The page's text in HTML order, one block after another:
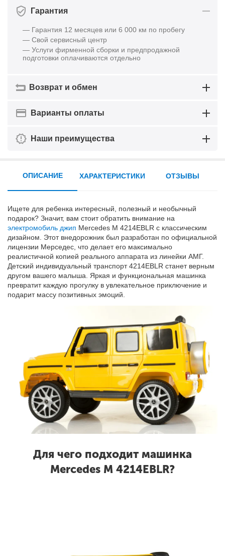
Гарантия
— Гарантия 12 месяцев или 6 000 км по пробегу
— Свой сервисный центр
— Услуги фирменной сборки и предпродажной
подготовки оплачиваются отдельно
Возврат и обмен
Варианты оплаты
Наши преимущества
ОПИСАНИЕ
Ищете для ребенка интересный, полезный и необычный
подарок? Значит, вам стоит обратить внимание на
электромобиль джип Mercedes M 4214EBLR с классическим
дизайном. Этот внедорожник был разработан по официальной
лицензии Мерседес, что делает его максимально
реалистичной копией реального аппарата из линейки АМГ.
Детский индивидуальный транспорт 4214EBLRстанет верным
другом вашего малыша. Яркая и функциональная машинка
превратит каждую прогулку в увлекательное приключение и
подарит массу позитивных эмоций.
Для чего подходит машинка
Mercedes M 4214EBLR?
ХАРАКТЕРИСТИКИ ОТЗЫВЫ